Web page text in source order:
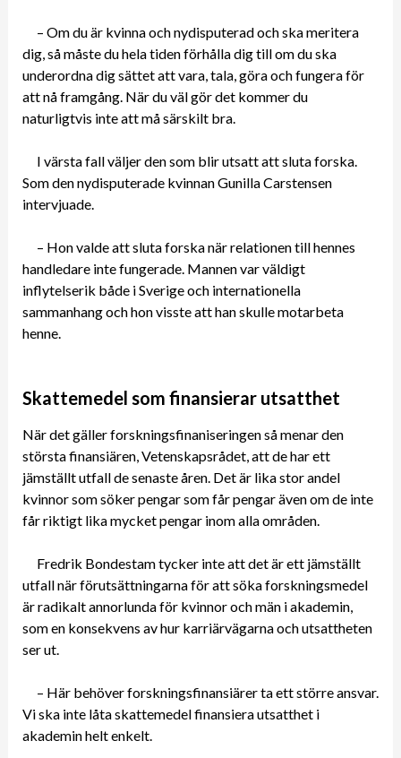
– Om du är kvinna och nydisputerad och ska meritera
dig, så måste du hela tiden förhålla dig till om du ska
underordna dig sättet att vara, tala, göra och fungera för
att nå framgång. När du väl gör det kommer du
naturligtvis inte att må särskilt bra.
I värsta fall väljer den som blir utsatt att sluta forska.
Som den nydisputerade kvinnan Gunilla Carstensen
intervjuade.
– Hon valde att sluta forska när relationen till hennes
handledare inte fungerade. Mannen var väldigt
inflytelserik både i Sverige och internationella
sammanhang och hon visste att han skulle motarbeta
henne.
Skattemedel som finansierar utsatthet
När det gäller forskningsfinaniseringen så menar den
största finansiären, Vetenskapsrådet, att de har ett
jämställt utfall de senaste åren. Det är lika stor andel
kvinnor som söker pengar som får pengar även om de inte
får riktigt lika mycket pengar inom alla områden.
Fredrik Bondestam tycker inte att det är ett jämställt
utfall när förutsättningarna för att söka forskningsmedel
är radikalt annorlunda för kvinnor och män i akademin,
som en konsekvens av hur karriärvägarna och utsattheten
ser ut.
– Här behöver forskningsfinansiärer ta ett större ansvar.
Vi ska inte låta skattemedel finansiera utsatthet i
akademin helt enkelt.